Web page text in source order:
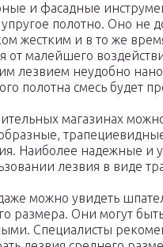
и фасадные
полотно. Оно не
жестким и в то же
от малейшего
лезвием неудобно
полотна смесь будет
магазинах
Наиболее надежные и
лезвия в виде
можно увидеть
размера. Они могут
Специалисты